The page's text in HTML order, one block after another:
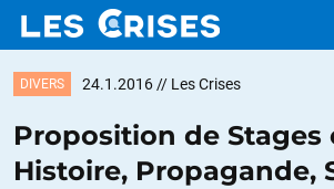
DIVERS 24.1.2016 // Les Crises
Proposition de Stages
Histoire, Propagande,